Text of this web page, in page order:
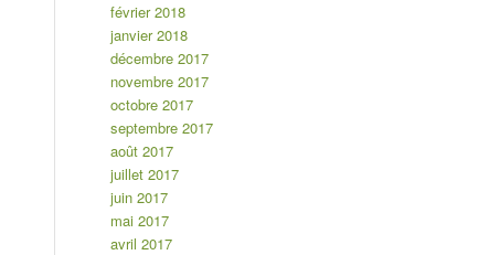
février 2018
janvier 2018
décembre 2017
novembre 2017
octobre 2017
septembre 2017
août 2017
juillet 2017
juin 2017
mai 2017
avril 2017